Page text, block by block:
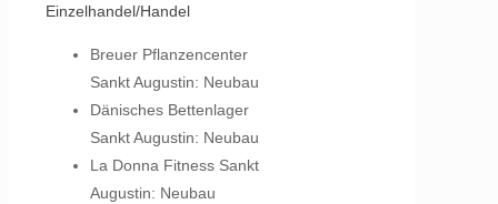
Einzelhandel/Handel
Breuer Pflanzencenter
Sankt Augustin: Neubau
Dänisches Bettenlager
Sankt Augustin: Neubau
La Donna Fitness Sankt
Augustin: Neubau